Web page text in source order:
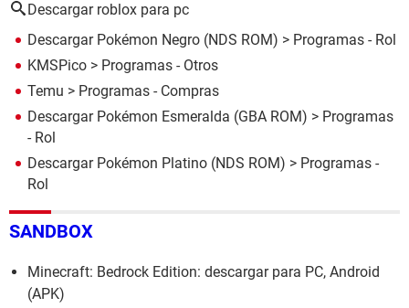
Descargar roblox para pc
Descargar Pokémon Negro (NDS ROM) > Programas - Rol
KMSPico > Programas - Otros
Temu > Programas - Compras
Descargar Pokémon Esmeralda (GBA ROM) > Programas
- Rol
Descargar Pokémon Platino (NDS ROM) > Programas -
Rol
SANDBOX
Minecraft: Bedrock Edition: descargar para PC, Android
(APK)